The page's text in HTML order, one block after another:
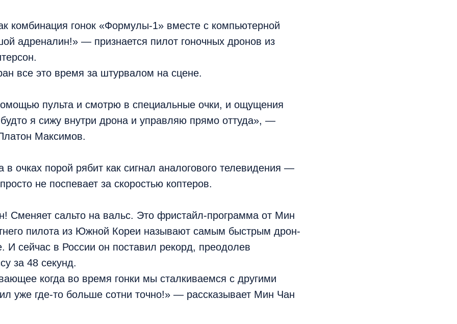
комбинация гонок «Формулы-1» вместе с компьютерной
адреналин!» — признается пилот гоночных дронов из
все это время за штурвалом на сцене.
пульта и смотрю в специальные очки, и ощущения
я сижу внутри дрона и управляю прямо оттуда», —
Максимов.
в очках порой рябит как сигнал аналогового телевидения —
не поспевает за скоростью коптеров.
Сменяет сальто на вальс. Это фристайл-программа от Мин
пилота из Южной Кореи называют самым быстрым дрон-
И сейчас в России он поставил рекорд, преодолев
за 48 секунд.
когда во время гонки мы сталкиваемся с другими
уже где-то больше сотни точно!» — рассказывает Мин Чан